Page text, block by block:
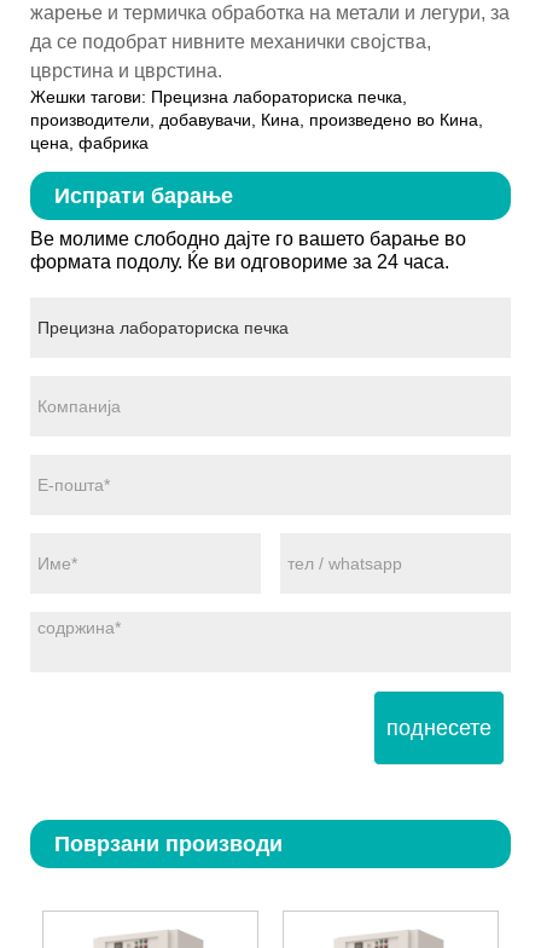
жарење и термичка обработка на метали и легури, за
да се подобрат нивните механички својства,
цврстина и цврстина.
Жешки тагови: Прецизна лабораториска печка,
производители, добавувачи, Кина, произведено во Кина,
цена, фабрика
Испрати барање
Ве молиме слободно дајте го вашето барање во
формата подолу. Ќе ви одговориме за 24 часа.
поднесете
Поврзани производи